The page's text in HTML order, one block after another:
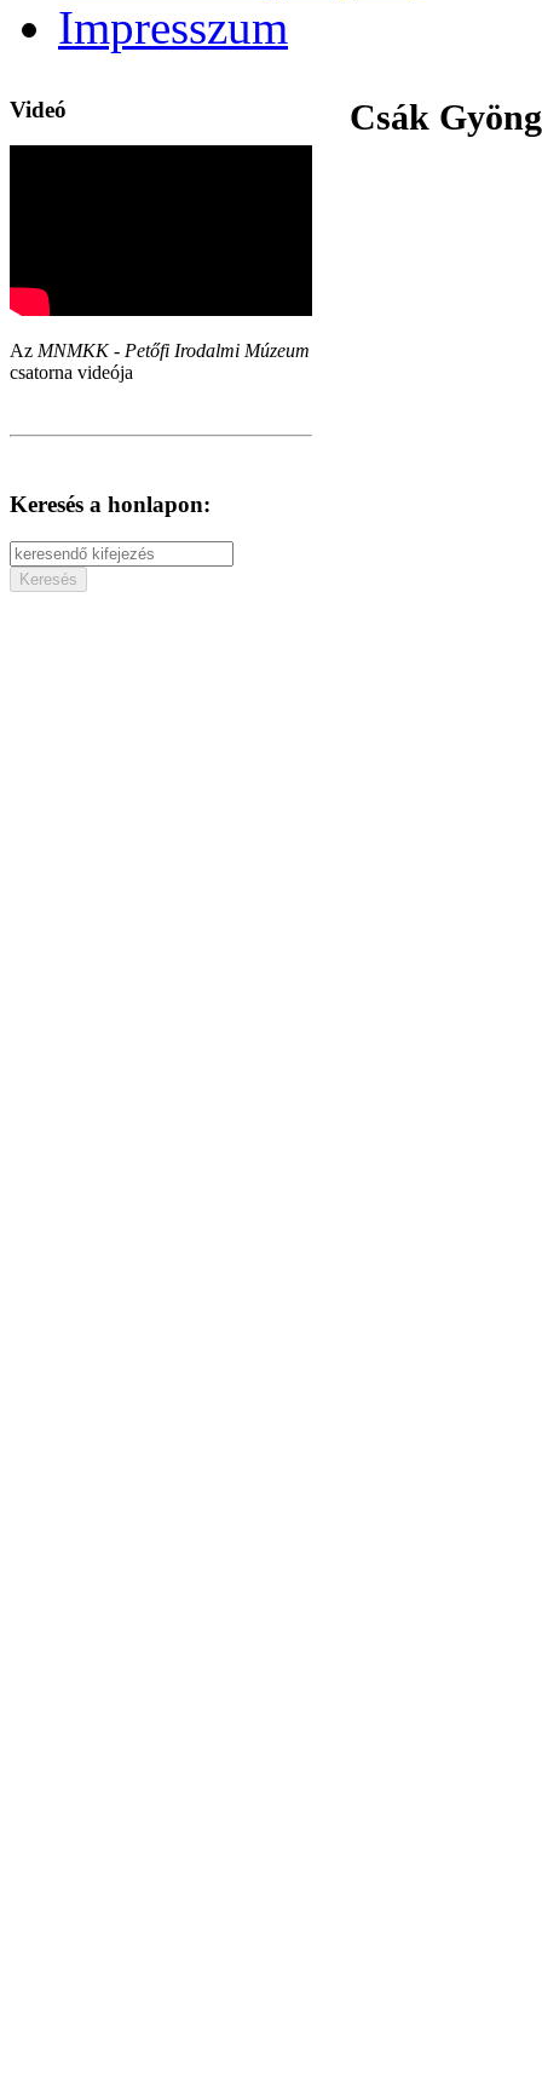
Impresszum
Videó
Az MNMKK - Petőfi Irodalmi Múzeum
csatorna videója
Keresés a honlapon:
Csák